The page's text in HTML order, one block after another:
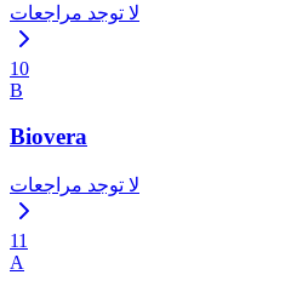
لا توجد مراجعات
10
B
Biovera
لا توجد مراجعات
11
A